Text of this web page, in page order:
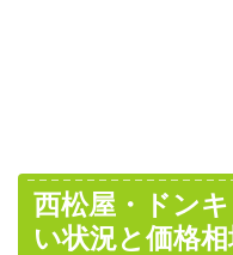
西松屋・ドン
い状況と価格